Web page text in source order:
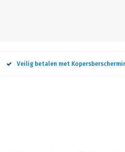
Veilig betalen met